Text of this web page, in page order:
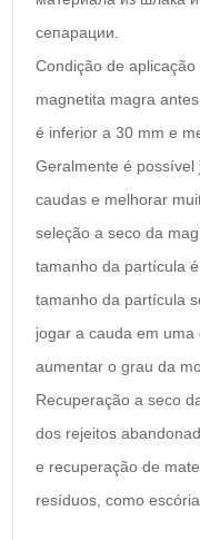
сепарации.
Condição de
magnetita magra
é inferior a 30 mm e
Geralmente é
caudas e melhorar
seleção a seco da
tamanho da partícula
tamanho da partícula
jogar a cauda em
aumentar o grau da
Recuperação a seco
dos rejeitos
e recuperação de
resíduos, como